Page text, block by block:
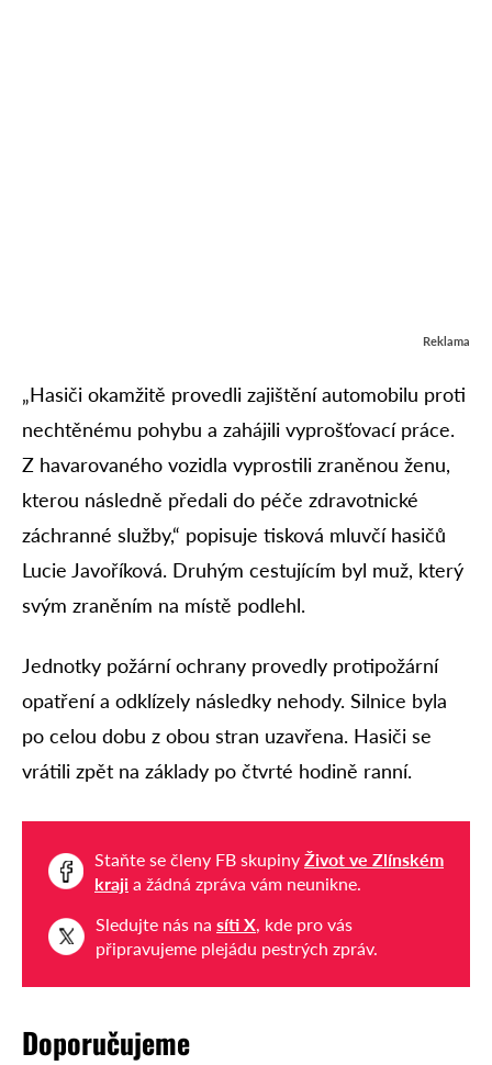
Reklama
„Hasiči okamžitě provedli zajištění automobilu proti
nechtěnému pohybu a zahájili vyprošťovací práce.
Z havarovaného vozidla vyprostili zraněnou ženu,
kterou následně předali do péče zdravotnické
záchranné služby,“ popisuje tisková mluvčí hasičů
Lucie Javoříková. Druhým cestujícím byl muž, který
svým zraněním na místě podlehl.
Jednotky požární ochrany provedly protipožární
opatření a odklízely následky nehody. Silnice byla
po celou dobu z obou stran uzavřena. Hasiči se
vrátili zpět na základy po čtvrté hodině ranní.
Staňte se členy FB skupiny Život ve Zlínském
kraji a žádná zpráva vám neunikne.
Sledujte nás na síti X, kde pro vás
připravujeme plejádu pestrých zpráv.
Doporučujeme